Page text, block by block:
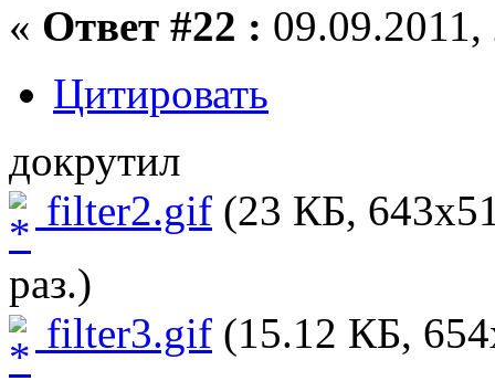
« Ответ #22 :
Цитировать
докрутил
filter2.gif (23 КБ,
раз.)
filter3.gif (15.12 КБ,